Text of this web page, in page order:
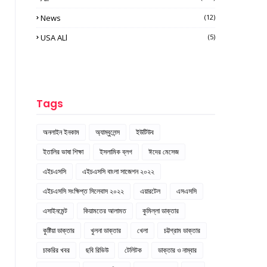
News (12)
USA ALl (5)
Tags
অনলাইন ইনকাম অ্যাম্বুলেন্স
ইউটিউব
ইতালির ভাষা শিক্ষা
ইসলামিক ব্লগ
ঈদের মেসেজ
এইচএসসি
এইচএসসি বাংলা সাজেশন ২০২২
এইচএসসি সংক্ষিপ্ত সিলেবাস ২০২২
এয়ারটেল
এসএসসি
এসাইনমেন্ট
কিয়ামতের আলামত
কুমিল্লা ডাক্তার
কুষ্টিয়া ডাক্তার
খুলনা ডাক্তার খেলা
চট্টগ্রাম ডাক্তার
চাকরির খবর
ছবি রিভিউ টেলিটক
ডাক্তার ও নাম্বার